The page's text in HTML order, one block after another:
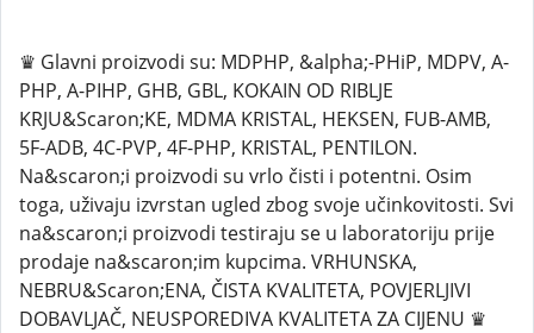
♛ Glavni proizvodi su: MDPHP, &alpha;-PHiP, MDPV, A-
PHP, A-PIHP, GHB, GBL, KOKAIN OD RIBLJE
KRJU&Scaron;KE, MDMA KRISTAL, HEKSEN, FUB-AMB,
5F-ADB, 4C-PVP, 4F-PHP, KRISTAL, PENTILON.
Na&scaron;i proizvodi su vrlo čisti i potentni. Osim
toga, uživaju izvrstan ugled zbog svoje učinkovitosti. Svi
na&scaron;i proizvodi testiraju se u laboratoriju prije
prodaje na&scaron;im kupcima. VRHUNSKA,
NEBRU&Scaron;ENA, ČISTA KVALITETA, POVJERLJIVI
DOBAVLJAČ, NEUSPOREDIVA KVALITETA ZA CIJENU ♛